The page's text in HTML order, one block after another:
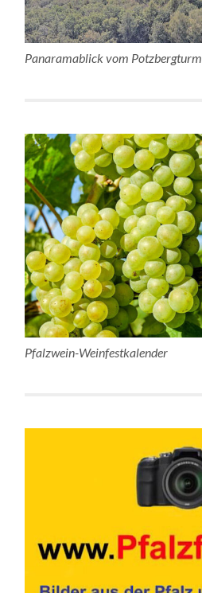
Panaramablick vom Potzbergturm
Pfalzwein-Weinfestkalender